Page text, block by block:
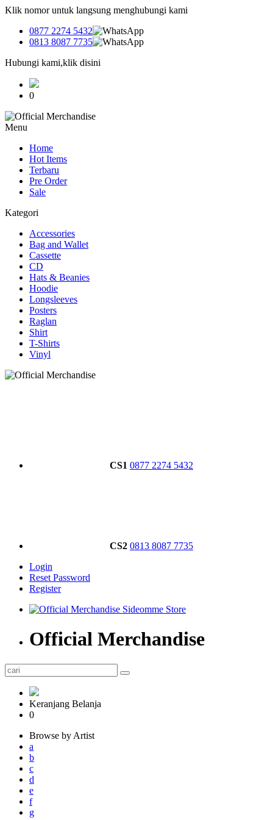
Klik nomor untuk langsung menghubungi kami
0877 2274 5432
0813 8087 7735
Hubungi kami,klik disini
0
Menu
Home
Hot Items
Terbaru
Pre Order
Sale
Kategori
Accessories
Bag and Wallet
Cassette
CD
Hats & Beanies
Hoodie
Longsleeves
Posters
Raglan
Shirt
T-Shirts
Vinyl
CS1 0877 2274 5432
CS2 0813 8087 7735
Login
Reset Password
Register
Official Merchandise
Keranjang Belanja
0
Browse by Artist
a
b
c
d
e
f
g